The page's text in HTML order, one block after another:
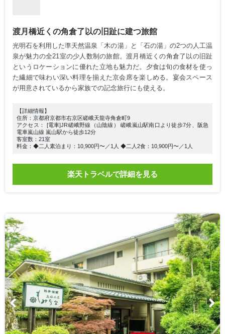
渡月橋近くの角倉了以の旧趾に建つ旅館
光明⽯を利⽤した準天然温泉「⽊の湯」と「⽯の湯」の2つの⼈⼯温
泉が魅力の全21室の少人数制の旅館。渡月橋近くの角倉了以の旧趾
というロケーションに優れた立地も魅力だ。夕食は旬の食材を使っ
た繊細で味わい深い料理を揃えた京会席を楽しめる。宴会スペース
が用意されているから家族での記念旅行にも使える。
【詳細情報】
住所：京都府京都市右京区嵯峨天龍寺角倉町9
アクセス： [電車]JR嵯峨野線（山陰線） 嵯峨嵐山駅南口より徒歩7分、阪急
電車嵐山線 嵐山駅から徒歩12分
客室数：21室
料金：◆二人素泊まり：10,900円〜／1人 ◆二人2食：10,900円〜／1人
楽天トラベルで詳細を見る